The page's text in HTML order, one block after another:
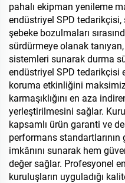
pahalı ekipman yenileme
endüstriyel SPD
şebeke bozulmaları
sürdürmeye olanak
sistemleri sunarak durma
endüstriyel SPD tedarikçisi
koruma etkinliğini
karmaşıklığını en aza
yerleştirilmesini sağlar.
kapsamlı ürün garanti ve
performans standartlarının
imkânını sunarak hem
değer sağlar. Profesyonel
kuruluşların uyguladığı